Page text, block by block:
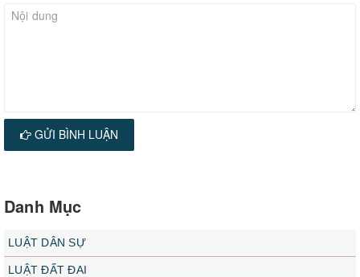
GỬI BÌNH LUẬN
Danh Mục
LUẬT DÂN SỰ
LUẬT ĐẤT ĐAI